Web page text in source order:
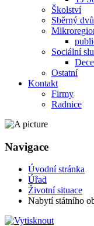
Školství
Sběrný
Sociální
Ostatní
Kontakt
Firmy
Radnice
Navigace
Úvodní stránka
Úřad
Životní situace
Nabytí státního